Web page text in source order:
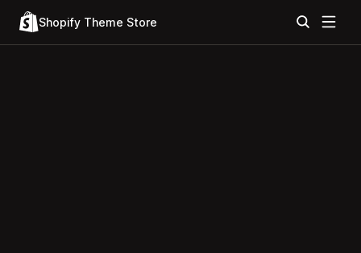
Shopify Theme Store